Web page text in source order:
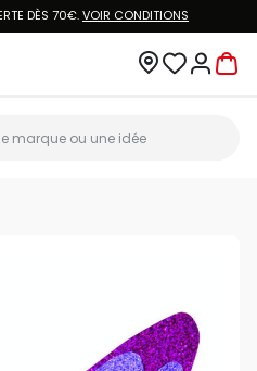
DÈS 70€.VOIR CONDITIONS